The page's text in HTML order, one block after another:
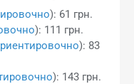
): 61 грн.
): 111 грн.
): 83
): 143 грн.